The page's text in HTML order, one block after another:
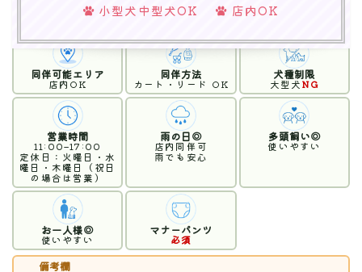
小型犬中型犬OK 店内OK
同伴可能エリア
店内OK
同伴方法
カート・リード OK
犬種制限
大型犬NG
営業時間
11:00–17:00
定休日：火曜日・水
曜日・木曜日（祝日
の場合は営業）
雨の日◎
店内同伴可
雨でも安心
多頭飼い◎
使いやすい
お一人様◎
使いやすい
マナーパンツ
必須
備考欄